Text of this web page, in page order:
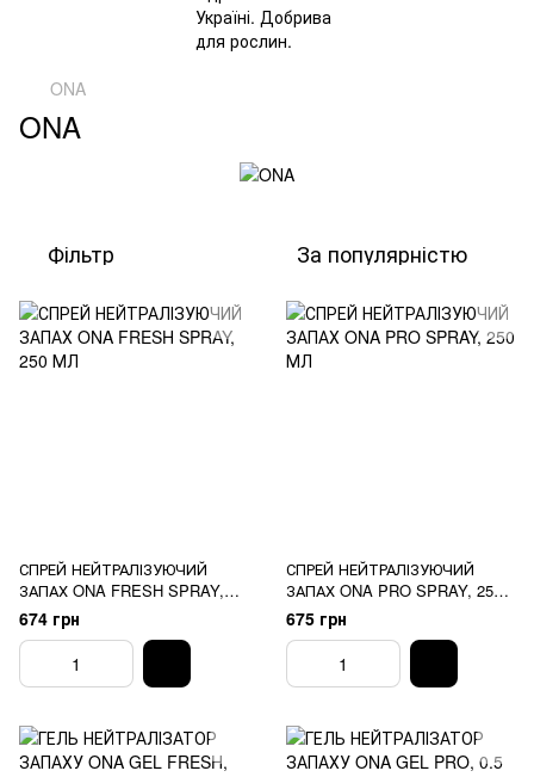
ONA
ONA
Фільтр За популярністю
СПРЕЙ НЕЙТРАЛІЗУЮЧИЙ
ЗАПАХ ONA FRESH SPRAY,
250 МЛ
674 грн
СПРЕЙ НЕЙТРАЛІЗУЮЧИЙ
ЗАПАХ ONA PRO SPRAY, 250
МЛ
675 грн